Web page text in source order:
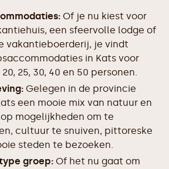
Of je nu kiest voor
een sfeervolle lodge of
vakantieboerderij, je vindt
in Kats voor
25, 30, 40 en 50 personen.
Gelegen in de provincie
een mooie mix van natuur en
mogelijkheden om te
cultuur te snuiven, pittoreske
steden te bezoeken.
groep: Of het nu gaat om